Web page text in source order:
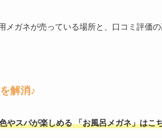
メガネが売っている場所と、口コミ評価
解消♪
やスパが楽しめる 「お風呂メガネ」はこ